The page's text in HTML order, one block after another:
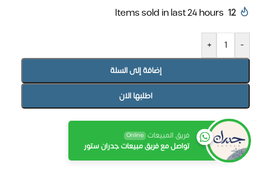
12
Items sold in last 24 hours
-
+
إضافة إلى السلة
اطلبها الان
فريق المبيعات Online
تواصل مع فريق مبيعات جدران ستور